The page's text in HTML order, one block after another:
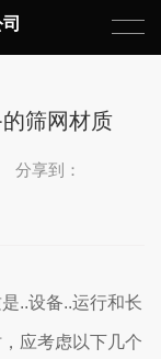
筛网材质
分享到：
..设备..运行和长
应考虑以下几个